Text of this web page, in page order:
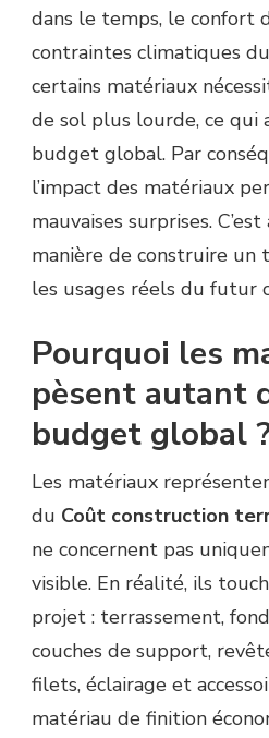
dans le temps, le confort
contraintes climatiques
certains matériaux
de sol plus lourde, ce qui
budget global. Par
l’impact des matériaux
mauvaises surprises.
manière de construire un
les usages réels du futur
Pourquoi les
pèsent autant
budget global
Les matériaux
du Coût construction
ne concernent pas
visible. En réalité, ils
projet : terrassement,
couches de support,
filets, éclairage et
matériau de finition